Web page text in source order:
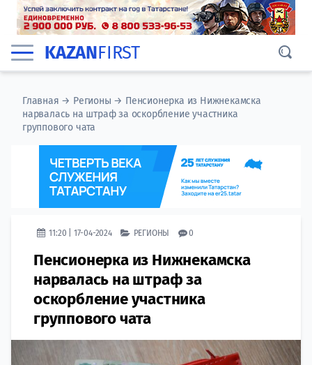
KAZANFIRST
Главная → Регионы → Пенсионерка из Нижнекамска
нарвалась на штраф за оскорбление участника
группового чата
11:20 | 17-04-2024 РЕГИОНЫ 0
Пенсионерка из Нижнекамска
нарвалась на штраф за
оскорбление участника
группового чата